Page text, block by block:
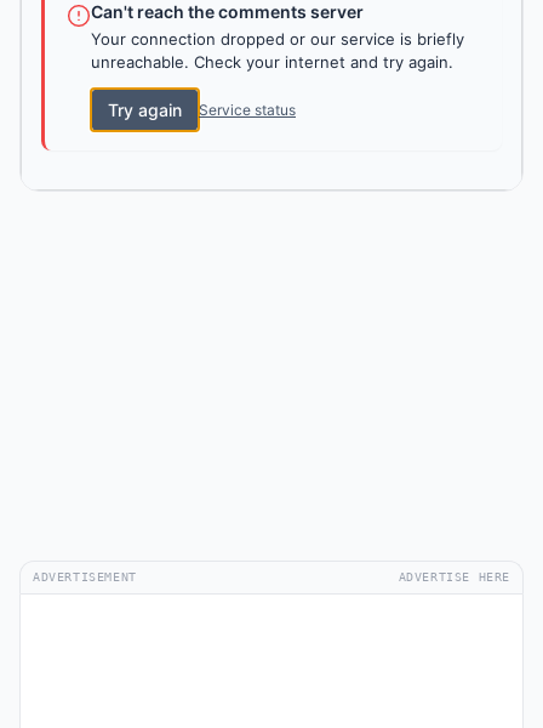
Can't reach the comments server
Your connection dropped or our service is briefly
unreachable. Check your internet and try again.
Try again Service status
ADVERTISEMENT ADVERTISE HERE